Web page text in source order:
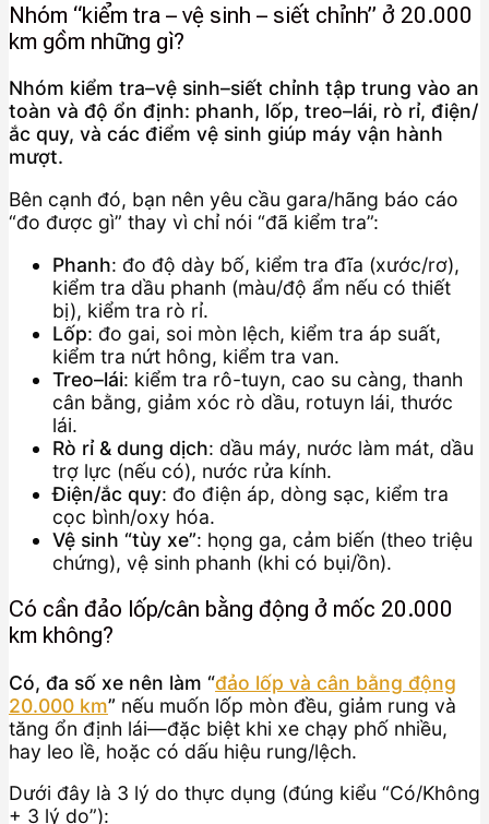
Nhóm “kiểm tra – vệ sinh – siết chỉnh” ở 20.000
km gồm những gì?
Nhóm kiểm tra–vệ sinh–siết chỉnh tập trung vào an
toàn và độ ổn định: phanh, lốp, treo–lái, rò rỉ, điện/
ắc quy, và các điểm vệ sinh giúp máy vận hành
mượt.
Bên cạnh đó, bạn nên yêu cầu gara/hãng báo cáo
“đo được gì” thay vì chỉ nói “đã kiểm tra”:
Phanh: đo độ dày bố, kiểm tra đĩa (xước/rơ),
kiểm tra dầu phanh (màu/độ ẩm nếu có thiết
bị), kiểm tra rò rỉ.
Lốp: đo gai, soi mòn lệch, kiểm tra áp suất,
kiểm tra nứt hông, kiểm tra van.
Treo–lái: kiểm tra rô-tuyn, cao su càng, thanh
cân bằng, giảm xóc rò dầu, rotuyn lái, thước
lái.
Rò rỉ & dung dịch: dầu máy, nước làm mát, dầu
trợ lực (nếu có), nước rửa kính.
Điện/ắc quy: đo điện áp, dòng sạc, kiểm tra
cọc bình/oxy hóa.
Vệ sinh “tùy xe”: họng ga, cảm biến (theo triệu
chứng), vệ sinh phanh (khi có bụi/ồn).
Có cần đảo lốp/cân bằng động ở mốc 20.000
km không?
Có, đa số xe nên làm “đảo lốp và cân bằng động
20.000 km” nếu muốn lốp mòn đều, giảm rung và
tăng ổn định lái—đặc biệt khi xe chạy phố nhiều,
hay leo lề, hoặc có dấu hiệu rung/lệch.
Dưới đây là 3 lý do thực dụng (đúng kiểu “Có/Không
+ 3 lý do”):